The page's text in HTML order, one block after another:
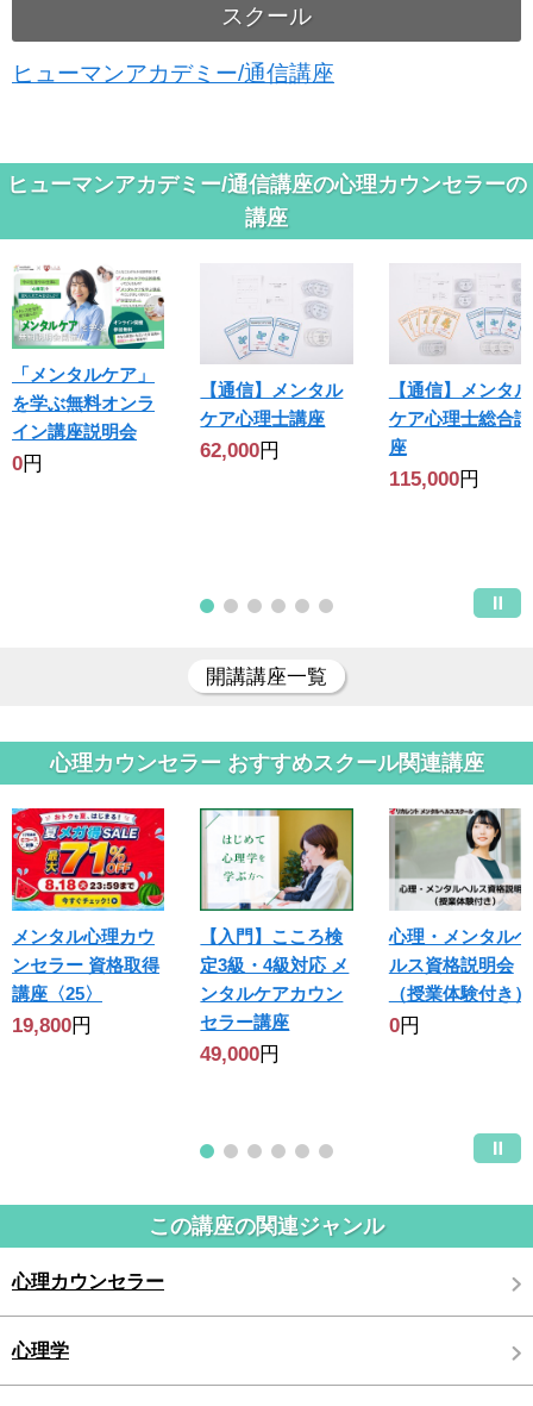
スクール
ヒューマンアカデミー/通信講座
ヒューマンアカデミー/通信講座の心理カウンセラーの
講座
「メンタルケア」
を学ぶ無料オンラ
イン講座説明会
0円
【通信】メンタル
ケア心理士講座
62,000円
【通信】メンタル
ケア心理士総合講
座
115,000円
開講講座一覧
心理カウンセラー おすすめスクール関連講座
メンタル心理カウ
ンセラー 資格取得
講座〈25〉
19,800円
【入門】こころ検
定3級・4級対応 メ
ンタルケアカウン
セラー講座
49,000円
心理・メンタルヘ
ルス資格説明会
（授業体験付き）
0円
この講座の関連ジャンル
心理カウンセラー
心理学